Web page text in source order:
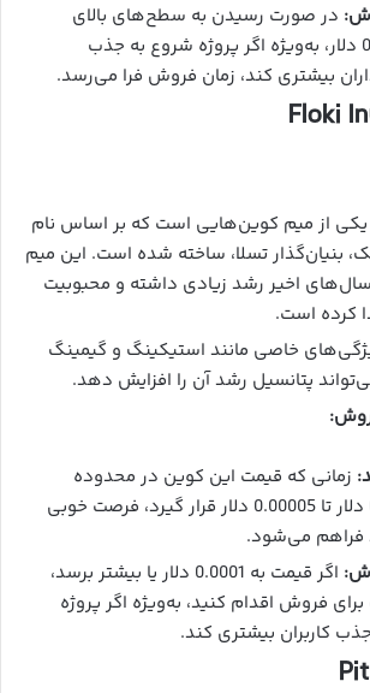
در صورت رسیدن به سطح‌های بالای
0.0000001 دلار، به‌ویژه اگر پروژه شروع به جذب
بیشتری کند، زمان فروش فرا می‌رسد.
Floki
Floki Inu یکی از میم کوین‌هایی است که بر اساس نام
بنیان‌گذار تسلا، ساخته شده است. این میم
اخیر رشد زیادی داشته و محبوبیت
کرده است.
خاصی مانند استیکینگ و گیمینگ
پتانسیل رشد آن را افزایش دهد.
زمانی که قیمت این کوین در محدوده
0.000025 دلار تا 0.00005 دلار قرار گیرد، فرصت خوبی
فراهم می‌شود.
اگر قیمت به 0.0001 دلار یا بیشتر برسد،
فروش اقدام کنید، به‌ویژه اگر پروژه
کاربران بیشتری کند.